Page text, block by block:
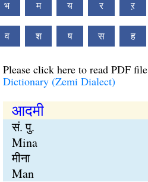
भ म य र ऱ
व श ष स ह
Please click here to read PDF file
Dictionary (Zemi Dialect)
आदमी
सं. पु.
Mina
मीना
Man